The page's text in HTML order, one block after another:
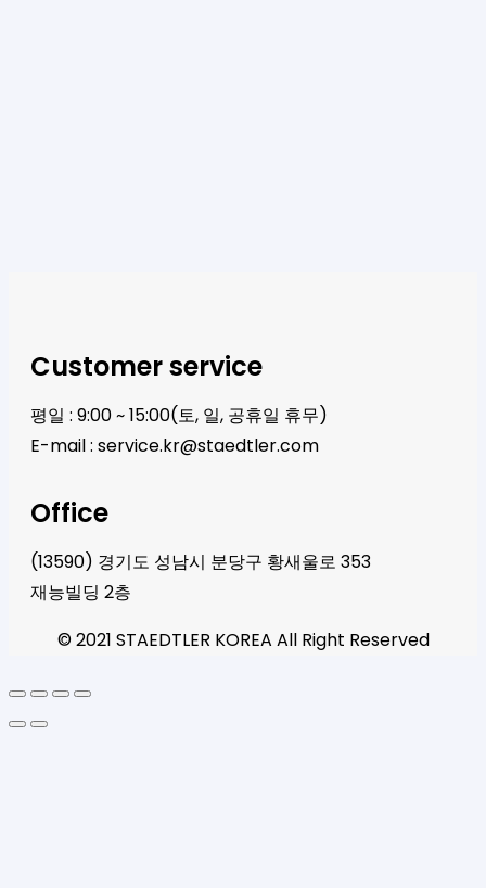
Customer service
평일 : 9:00 ~ 15:00(토, 일, 공휴일 휴무)
E-mail : service.kr@staedtler.com
Office
(13590) 경기도 성남시 분당구 황새울로 353
재능빌딩 2층
© 2021 STAEDTLER KOREA All Right Reserved